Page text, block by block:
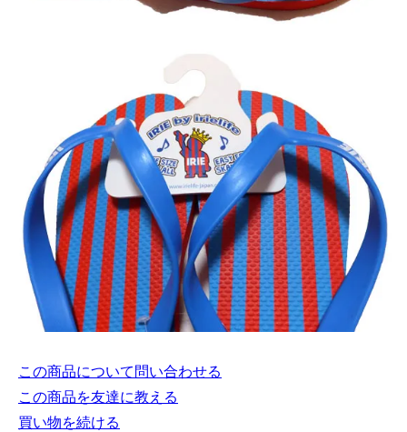
この商品について問い合わせる
この商品を友達に教える
買い物を続ける